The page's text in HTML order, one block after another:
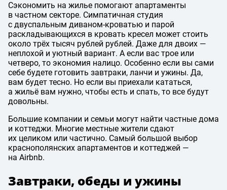
Сэкономить на жилье помогают апартаменты
в частном секторе. Симпатичная студия
с двуспальным диваном-кроватью и парой
раскладывающихся в кровать кресел может стоить
около трёх тысяч рублей рублей. Даже для двоих —
неплохой и уютный вариант. А если вас трое или
четверо, то экономия налицо. Особенно если вы сами
себе будете готовить завтраки, ланчи и ужины. Да,
вам будет тесно. Но если вы приехали кататься,
а жильё вам нужно, чтобы есть и спать, то все будут
довольны.
Большие компании и семьи могут найти частные дома
и коттеджи. Многие местные жители сдают
их целиком или частично. Самый большой выбор
краснополянских апартаментов и коттеджей —
на Airbnb.
Завтраки, обеды и ужины